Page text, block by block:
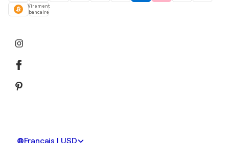
Virement
bancaire
Français | USD